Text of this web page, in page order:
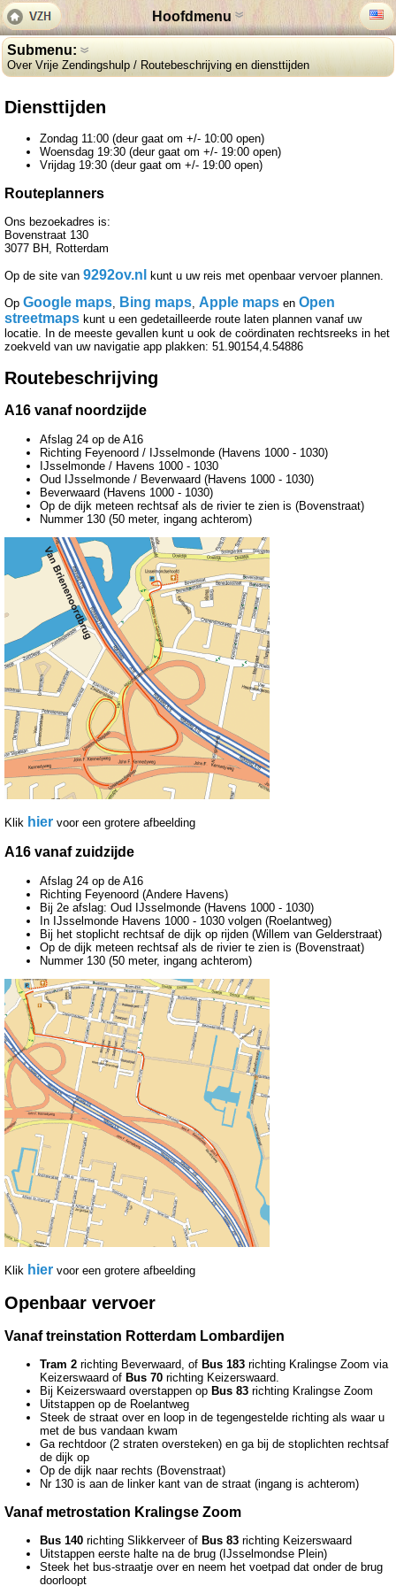
Hoofdmenu
Submenu:
Over Vrije Zendingshulp / Routebeschrijving en diensttijden
Diensttijden
Zondag 11:00 (deur gaat om +/- 10:00 open)
Woensdag 19:30 (deur gaat om +/- 19:00 open)
Vrijdag 19:30 (deur gaat om +/- 19:00 open)
Routeplanners
Ons bezoekadres is:
Bovenstraat 130
3077 BH, Rotterdam
Op de site van 9292ov.nl kunt u uw reis met openbaar vervoer plannen.
Op Google maps, Bing maps, Apple maps en Open
streetmaps kunt u een gedetailleerde route laten plannen vanaf uw
locatie. In de meeste gevallen kunt u ook de coördinaten rechtsreeks in het
zoekveld van uw navigatie app plakken: 51.90154,4.54886
Routebeschrijving
A16 vanaf noordzijde
Afslag 24 op de A16
Richting Feyenoord / IJsselmonde (Havens 1000 - 1030)
IJsselmonde / Havens 1000 - 1030
Oud IJsselmonde / Beverwaard (Havens 1000 - 1030)
Beverwaard (Havens 1000 - 1030)
Op de dijk meteen rechtsaf als de rivier te zien is (Bovenstraat)
Nummer 130 (50 meter, ingang achterom)
Klik hier voor een grotere afbeelding
A16 vanaf zuidzijde
Afslag 24 op de A16
Richting Feyenoord (Andere Havens)
Bij 2e afslag: Oud IJsselmonde (Havens 1000 - 1030)
In IJsselmonde Havens 1000 - 1030 volgen (Roelantweg)
Bij het stoplicht rechtsaf de dijk op rijden (Willem van Gelderstraat)
Op de dijk meteen rechtsaf als de rivier te zien is (Bovenstraat)
Nummer 130 (50 meter, ingang achterom)
Klik hier voor een grotere afbeelding
Openbaar vervoer
Vanaf treinstation Rotterdam Lombardijen
Tram 2 richting Beverwaard, of Bus 183 richting Kralingse Zoom via
Keizerswaard of Bus 70 richting Keizerswaard.
Bij Keizerswaard overstappen op Bus 83 richting Kralingse Zoom
Uitstappen op de Roelantweg
Steek de straat over en loop in de tegengestelde richting als waar u
met de bus vandaan kwam
Ga rechtdoor (2 straten oversteken) en ga bij de stoplichten rechtsaf
de dijk op
Op de dijk naar rechts (Bovenstraat)
Nr 130 is aan de linker kant van de straat (ingang is achterom)
Vanaf metrostation Kralingse Zoom
Bus 140 richting Slikkerveer of Bus 83 richting Keizerswaard
Uitstappen eerste halte na de brug (IJsselmondse Plein)
Steek het bus-straatje over en neem het voetpad dat onder de brug
doorloopt